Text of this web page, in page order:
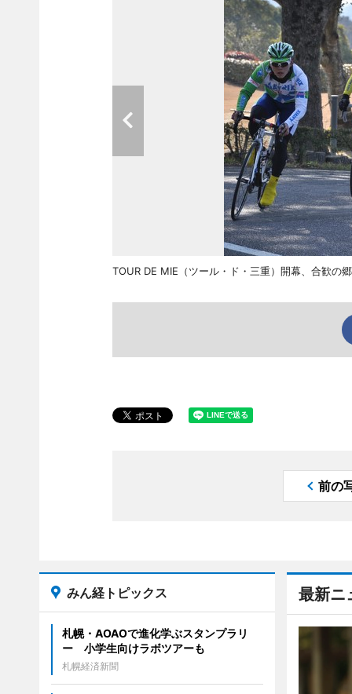
TOUR DE MIE（ツール・ド・三重）開幕、合歓
前の
最新ニ
みん経トピックス
札幌・AOAOで進化学ぶスタンプラリ
ー 小学生向けラボツアーも
札幌経済新聞